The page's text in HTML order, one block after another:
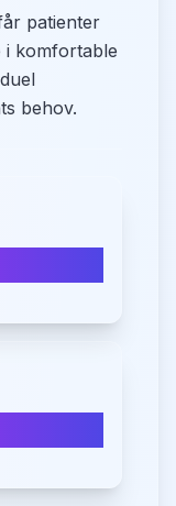
patienter
i komfortable
behov.